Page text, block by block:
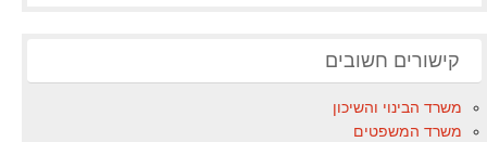
קישורים חשובים
משרד הבינוי והשיכון
משרד המשפטים